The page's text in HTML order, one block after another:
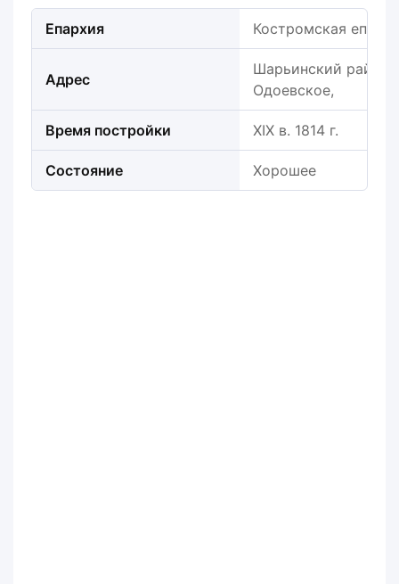
Епархия Костромская
Адрес
Шарьинский район,
Одоевское,
Время постройки XIX в. 1814 г.
Состояние Хорошее